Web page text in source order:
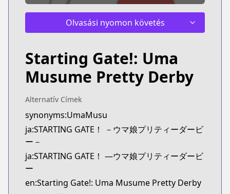
Olvasási nyomon követés
Starting Gate!: Uma
Musume Pretty Derby
Alternatív Címek
synonyms:UmaMusu
ja:STARTING GATE！ －ウマ娘プリティーダービ
ー－
ja:STARTING GATE！ ―ウマ娘プリティーダービ
ー
en:Starting Gate!: Uma Musume Pretty Derby